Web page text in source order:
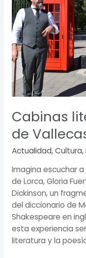
Cabinas
de
Actualidad,Cultura,
Imagina escuchar
de Lorca, Gloria
Dickinson, un
del diccionario de
Shakespeare en
esta experiencia
literatura y la
Puente
de
Vallecas